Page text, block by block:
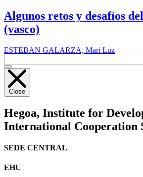
Algunos retos y desafíos
(vasco)
ESTEBAN GALARZA, Mari Luz
Close
Hegoa, Institute for
International Cooperation
SEDE CENTRAL
EHU